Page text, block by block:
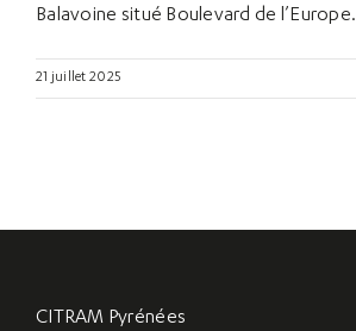
Balavoine situé Boulevard de l’Europe.
21 juillet 2025
CITRAM Pyrénées